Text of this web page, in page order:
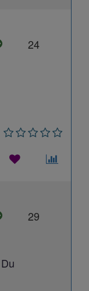
24
29